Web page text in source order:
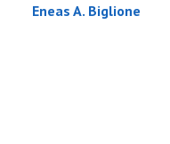
Eneas A. Biglione